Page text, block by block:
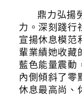
鼎力弘揚
力。深刻踐行
宣揚休息模范
輩業績她收藏
藍色能量震動
內側傾斜了零
休息最高尚、